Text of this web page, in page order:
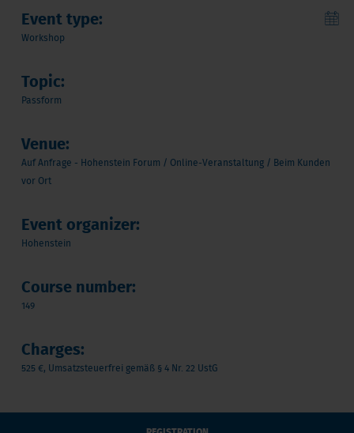
Event type:
Workshop
Topic:
Passform
Venue:
Auf Anfrage - Hohenstein Forum / Online-Veranstaltung / Beim Kunden
vor Ort
Event organizer:
Hohenstein
Course number:
149
Charges:
525 €, Umsatzsteuerfrei gemäß § 4 Nr. 22 UstG